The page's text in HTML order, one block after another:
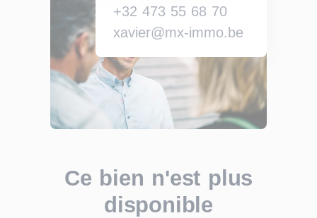
+32 473 55 68 70
xavier@mx-immo.be
Ce bien n'est plus
disponible